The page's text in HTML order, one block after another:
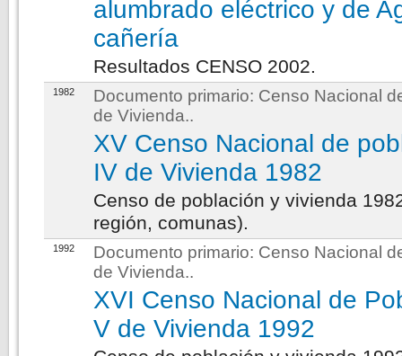
alumbrado eléctrico y de
cañería
Resultados CENSO 2002.
1982 Documento primario: Censo Nacional
de Vivienda..
XV Censo Nacional de
IV de Vivienda 1982
Censo de población y vivienda
región, comunas).
1992 Documento primario: Censo Nacional
de Vivienda..
XVI Censo Nacional de
V de Vivienda 1992